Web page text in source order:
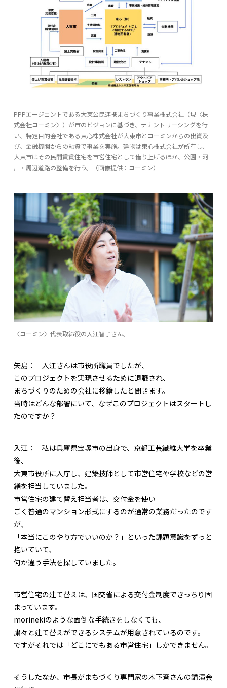
PPPエージェントである大東公民連携まちづくり事業株式会社（現〈株
式会社コーミン〉）が市のビジョンに基づき、テナントリーシングを行
い、特定目的会社である東心株式会社が大東市とコーミンからの出資及
び、金融機関からの融資で事業を実施。建物は東心株式会社が所有し、
大東市はその民間賃貸住宅を市営住宅として借り上げるほか、公園・河
川・周辺道路の整備を行う。（画像提供：コーミン）
〈コーミン〉代表取締役の入江智子さん。
矢島： 入江さんは市役所職員でしたが、
このプロジェクトを実現させるために退職され、
まちづくりのための会社に移籍したと聞きます。
当時はどんな部署にいて、なぜこのプロジェクトはスタートし
たのですか？
入江： 私は兵庫県宝塚市の出身で、京都工芸繊維大学を卒業
後、
大東市役所に入庁し、建築技師として市営住宅や学校などの営
繕を担当していました。
市営住宅の建て替え担当者は、交付金を使い
ごく普通のマンション形式にするのが通常の業務だったのです
が、
「本当にこのやり方でいいのか？」といった課題意識をずっと
抱いていて、
何か違う手法を探していました。
市営住宅の建て替えは、国交省による交付金制度できっちり固
まっています。
morinekiのような面倒な手続きをしなくても、
粛々と建て替えができるシステムが用意されているのです。
ですがそれでは「どこにでもある市営住宅」しかできません。
そうしたなか、市長がまちづくり専門家の木下斉さんの講演会